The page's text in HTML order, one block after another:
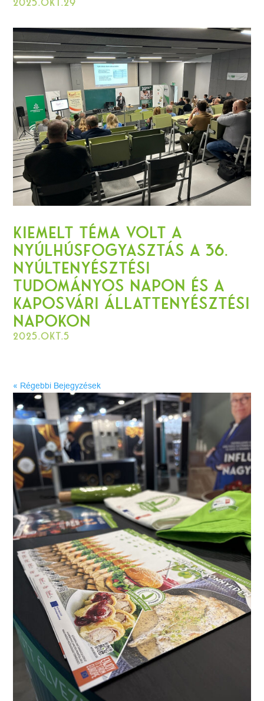
2025.okt.29
Kiemelt téma volt a
nyúlhúsfogyasztás a 36.
Nyúltenyésztési
Tudományos Napon és a
Kaposvári Állattenyésztési
Napokon
2025.okt.5
« Régebbi Bejegyzések